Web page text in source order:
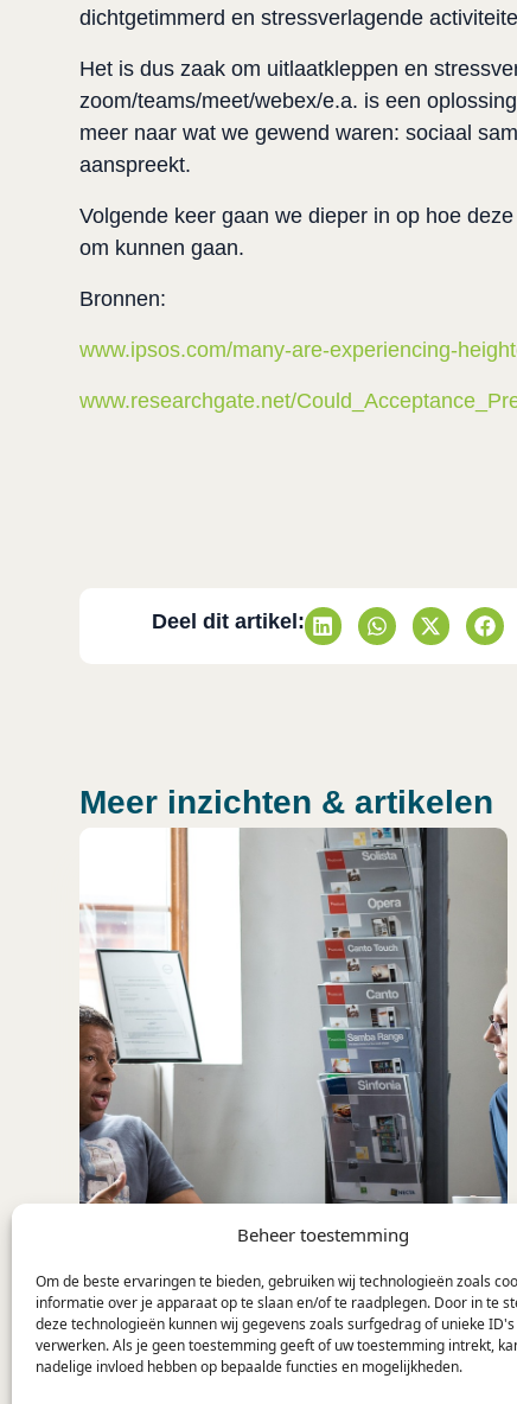
Beheer toestemming
Om de beste ervaringen te bieden, gebruiken wij technologieën zoals
informatie over je apparaat op te slaan en/of te raadplegen. Door in te
deze technologieën kunnen wij gegevens zoals surfgedrag of unieke
verwerken. Als je geen toestemming geeft of uw toestemming intrekt,
nadelige invloed hebben op bepaalde functies en mogelijkheden.
dichtgetimmerd en stressverlagende
Het is dus zaak om uitlaatkleppen en
zoom/teams/meet/webex/e.a. is een
meer naar wat we gewend waren: sociaal
aanspreekt.
Volgende keer gaan we dieper in op hoe
om kunnen gaan.
Bronnen:
www.ipsos.com/many-are-experiencing-
www.researchgate.net/
Deel dit artikel:
Meer inzichten & artikelen
Feedforward cyclus: stuur